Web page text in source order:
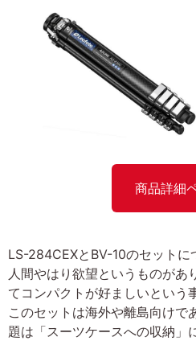
商品詳細
LS-284CEXとBV-10のセットに
人間やはり欲望というものがあ
てコンパクトが好ましいという
このセットは海外や離島向けで
題は「スーツケースへの収納」